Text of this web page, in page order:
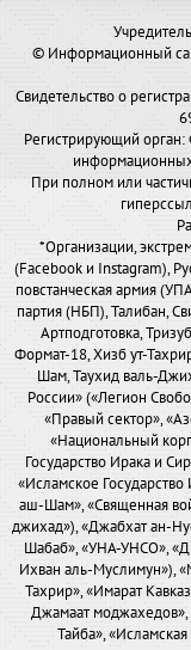
© Информационный
Свидетельство о
Регистрирующий
При полном или
*Организации,
(Facebook и Instagram),
повстанческая армия
партия (НБП), Талибан,
Артподготовка,
Формат-18, Хизб ут-
Шам, Таухид валь-
России» («Легион
«Правый сектор»,
«Национальный
Государство Ирака и
«Исламское
аш-Шам», «Священная
джихад»), «Джабхат ан-
Шабаб», «УНА-УНСО»,
Ихван аль-Муслимун»),
Тахрир», «Имарат
Джамаат
Тайба»,